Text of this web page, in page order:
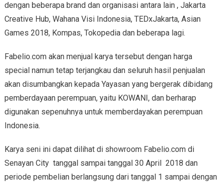
dengan beberapa brand dan organisasi antara lain , Jakarta
Creative Hub, Wahana Visi Indonesia, TEDxJakarta, Asian
Games 2018, Kompas, Tokopedia dan beberapa lagi.
Fabelio.com akan menjual karya tersebut dengan harga
special namun tetap terjangkau dan seluruh hasil penjualan
akan disumbangkan kepada Yayasan yang bergerak dibidang
pemberdayaan perempuan, yaitu KOWANI, dan berharap
digunakan sepenuhnya untuk memberdayakan perempuan
Indonesia.
Karya seni ini dapat dilihat di showroom Fabelio.com di
Senayan City tanggal sampai tanggal 30 April 2018 dan
periode pembelian berlangsung dari tanggal 1 sampai dengan